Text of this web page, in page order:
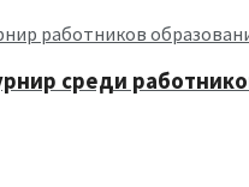
среди